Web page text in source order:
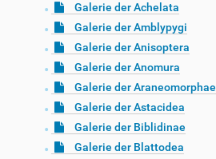
Galerie der Achelata
Galerie der Amblypygi
Galerie der Anisoptera
Galerie der Anomura
Galerie der Araneomorphae
Galerie der Astacidea
Galerie der Biblidinae
Galerie der Blattodea